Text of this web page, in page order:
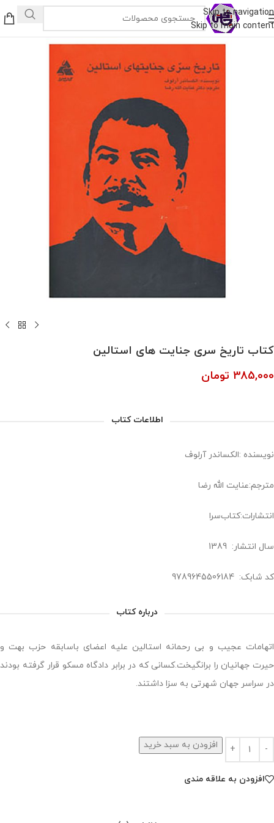
Skip to navigation
Skip to main content
کتاب تاریخ سری جنایت های استالین
385,000 تومان
اطلاعات کتاب
نویسنده :الکساندر آرلوف
مترجم:عنایت الله رضا
انتشارات:کتاب‌سرا
سال انتشار: 1389
کد شابک: 9789645506184
درباره کتاب
اتهامات عجیب و بی رحمانه استالین علیه اعضای باسابقه حزب بهت و
حیرت جهانیان را برانگیخت.کسانی که در برابر دادگاه مسکو قرار گرفته بودند
در سراسر جهان شهرتی به سزا داشتند.
افزودن به سبد خرید
افزودن به علاقه مندی